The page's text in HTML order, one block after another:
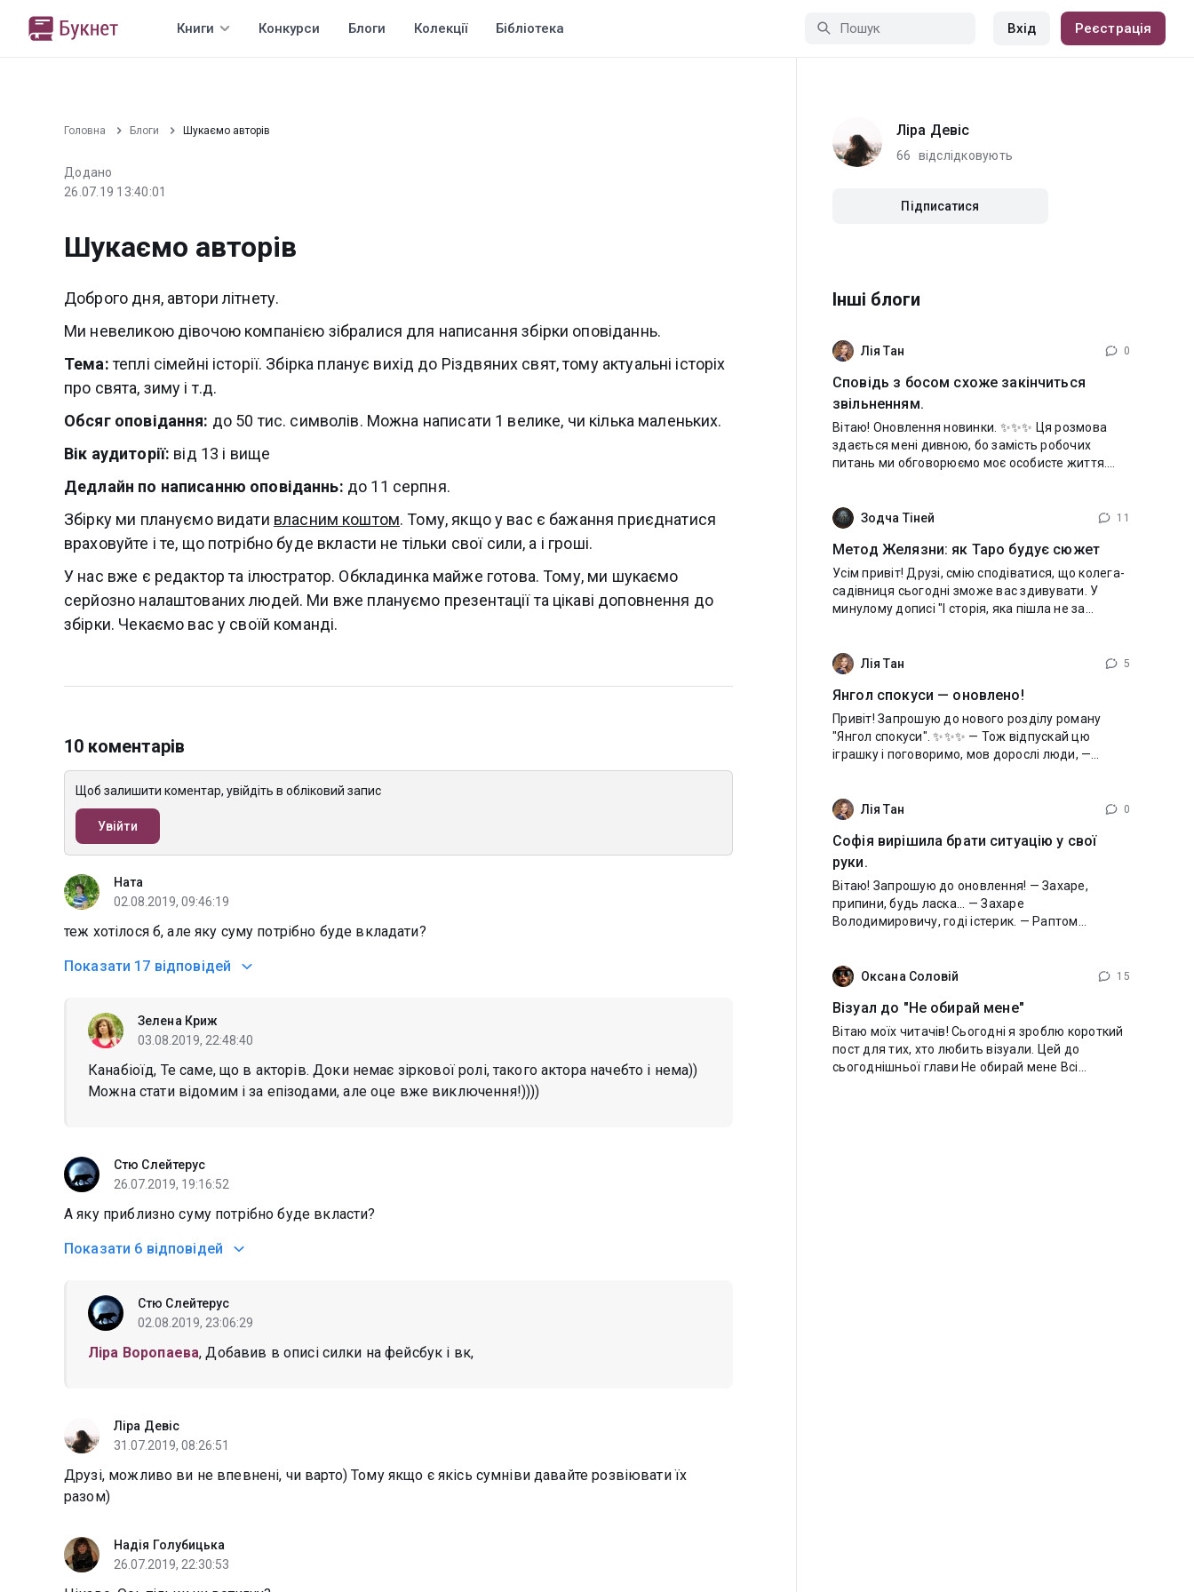
Книги Конкурси Блоги Колекції Бібліотека Вхід Реєстрація
Головна Блоги Шукаємо авторів
Додано
26.07.19 13:40:01
Шукаємо авторів
Доброго дня, автори літнету.
Ми невеликою дівочою компанією зібралися для написання збірки оповіданнь.
Тема:теплі сімейні історії. Збірка планує вихід до Різдвяних свят, тому актуальні історіх
про свята, зиму і т.д.
Обсяг оповідання: до 50 тис. символів. Можна написати 1 велике, чи кілька маленьких.
Вік аудиторії: від 13 і вище
Дедлайн по написанню оповіданнь: до 11 серпня.
Збірку ми плануємо видати власним коштом. Тому, якщо у вас є бажання приєднатися
враховуйте і те, що потрібно буде вкласти не тільки свої сили, а і гроші.
У нас вже є редактор та ілюстратор. Обкладинка майже готова. Тому, ми шукаємо
серйозно налаштованих людей. Ми вже плануємо презентації та цікаві доповнення до
збірки. Чекаємо вас у своїй команді.
10 коментарів
Щоб залишити коментар, увійдіть в обліковий запис
Увійти
Ната
02.08.2019, 09:46:19
теж хотілося б, але яку суму потрібно буде вкладати?
Показати 17 відповідей
Зелена Криж
03.08.2019, 22:48:40
Канабіоїд, Те саме, що в акторів. Доки немає зіркової ролі, такого актора начебто і нема))
Можна стати відомим і за епізодами, але оце вже виключення!))))
Стю Слейтерус
26.07.2019, 19:16:52
А яку приблизно суму потрібно буде вкласти?
Показати 6 відповідей
Стю Слейтерус
02.08.2019, 23:06:29
Лiра Воропаева, Добавив в описі силки на фейсбук і вк,
Ліра Девіс
31.07.2019, 08:26:51
Друзі, можливо ви не впевнені, чи варто) Тому якщо є якісь сумніви давайте розвіювати їх
разом)
Надія Голубицька
26.07.2019, 22:30:53
Ліра Девіс
66 відслідковують
Підписатися
Інші блоги
Лія Тан 0
Сповідь з босом схоже закінчиться
звільненням.
Вітаю! Оновлення новинки. ✨✨✨ Ця розмова
здається мені дивною, бо замість робочих
питань ми обговорюємо моє особисте життя.
може.Зодча Тіней 11
Метод Желязни: як Таро будує сюжет
Усім привіт! Друзі, смію сподіватися, що колега-
садівниця сьогодні зможе вас здивувати. У
минулому дописі "І сторія, яка пішла не за
Лія Тан
5
Янгол спокуси — оновлено!
Привіт! Запрошую до нового розділу роману
"Янгол спокуси". ✨✨✨ — Тож відпускай цю
іграшку і поговоримо, мов дорослі люди, —
Лія Тан
0
Софія вирішила брати ситуацію у свої
руки.
Вітаю! Запрошую до оновлення! — Захаре,
припини, будь ласка... — Захаре
Володимировичу, годі істерик. — Раптом
воно Оксана Соловій 15
Візуал до "Не обирай мене"
Вітаю моїх читачів! Сьогодні я зроблю короткий
пост для тих, хто любить візуали. Цей до
сьогоднішньої глави Не обирай мене Всі